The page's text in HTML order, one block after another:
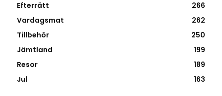
Efterrätt
266
Vardagsmat
262
Tillbehör
250
Jämtland
199
Resor
189
Jul
163